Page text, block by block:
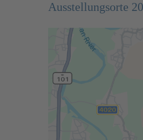
Ausstellungsorte